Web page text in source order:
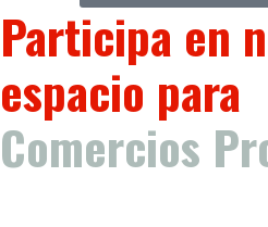
Participa en
espacio para
Comercios